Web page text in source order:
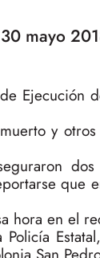
30 mayo
Ejecución
y
que
hora en el